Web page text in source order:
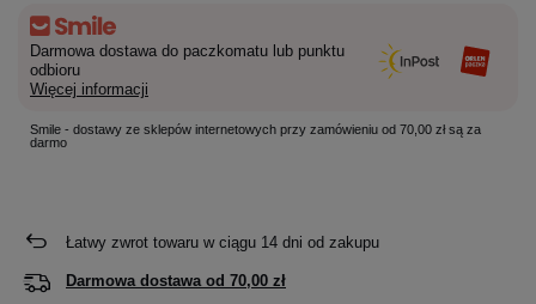
Darmowa dostawa do paczkomatu lub punktu
odbioru
Więcej informacji
Smile - dostawy ze sklepów internetowych przy zamówieniu od 70,00 zł są za
darmo
Łatwy zwrot towaru w ciągu 14 dni od zakupu
Darmowa dostawa od 70,00 zł